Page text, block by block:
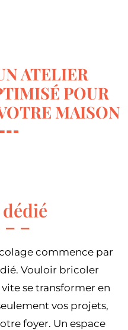
ATELIER
POUR
MAISON
commence par
Vouloir bricoler
se transformer en
vos projets,
foyer. Un espace